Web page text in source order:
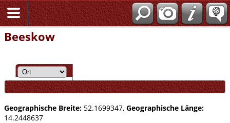
Beeskow
Geographische Breite: 52.1699347, Geographische Länge:
14.2448637